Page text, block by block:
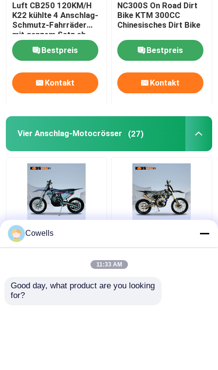
Luft CB250 120KM/H
K22 kühlte 4 Anschlag-
Schmutz-Fahrräder
mit ganzem Satz ab
Bestpreis
Kontakt
NC300S On Road Dirt
Bike KTM 300CC
Chinesisches Dirt Bike
Bestpreis
Kontakt
Vier Anschlag-Motocrösser (27)
Luft Hondas NC300S
kühlte einzylindrige
Benzineinspritzung ab
Motobike Soems KTM
4
Cowells
11:33 AM
Good day, what product are you looking
for?